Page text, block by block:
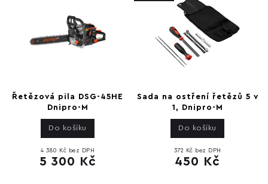
Řetězová pila DSG-45HE
Dnipro-M
4 380 Kč bez DPH
5 300 Kč
Do košíku
Sada na ostření řetězů 5 v
1, Dnipro-M
372 Kč bez DPH
450 Kč
Do košíku